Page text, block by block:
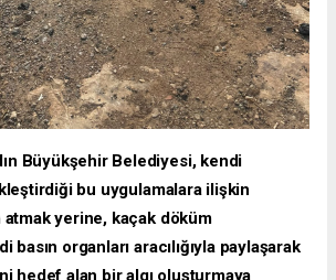
Büyükşehir Belediyesi, kendi
bu uygulamalara ilişkin
atmak yerine, kaçak döküm
organları aracılığıyla paylaşarak